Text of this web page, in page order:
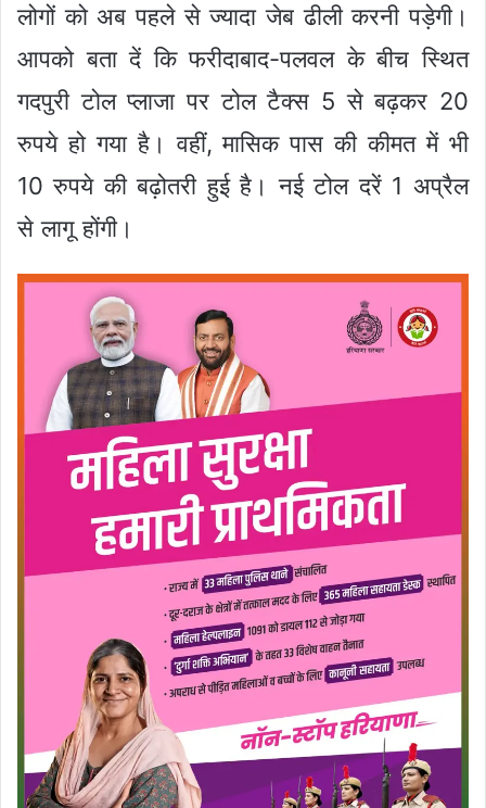
लोगों को अब पहले से ज्यादा जेब ढीली करनी पड़ेगी।
आपको बता दें कि फरीदाबाद-पलवल के बीच स्थित
गदपुरी टोल प्लाजा पर टोल टैक्स 5 से बढ़कर 20
रुपये हो गया है। वहीं, मासिक पास की कीमत में भी
10 रुपये की बढ़ोतरी हुई है। नई टोल दरें 1 अप्रैल
से लागू होंगी।